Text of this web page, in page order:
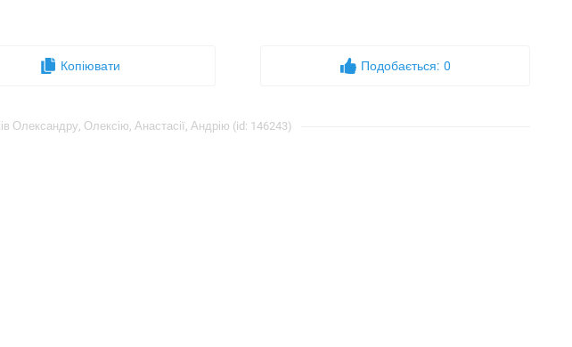
Копіювати Подобається: 0
Олександру, Олексію, Анастасії, Андрію (id: 146243)